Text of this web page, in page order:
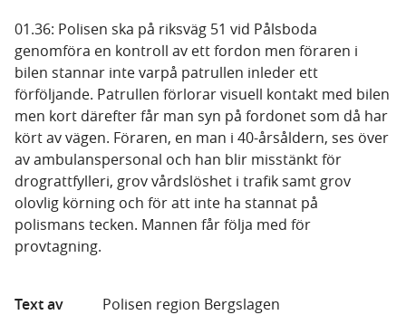
01.36: Polisen ska på riksväg 51 vid Pålsboda
genomföra en kontroll av ett fordon men föraren i
bilen stannar inte varpå patrullen inleder ett
förföljande. Patrullen förlorar visuell kontakt med bilen
men kort därefter får man syn på fordonet som då har
kört av vägen. Föraren, en man i 40-årsåldern, ses över
av ambulanspersonal och han blir misstänkt för
drograttfylleri, grov vårdslöshet i trafik samt grov
olovlig körning och för att inte ha stannat på
polismans tecken. Mannen får följa med för
provtagning.
Text av
Polisen region Bergslagen